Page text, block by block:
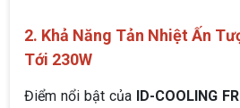
2. Khả Năng Tản Nhiệt Ấn
Tới 230W
Điểm nổi bật của ID-COOLING